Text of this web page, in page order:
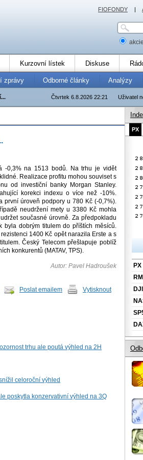
akcie
Kurzovní lístek Diskuse
zprávy Odborné články Analýzy
Uživatel
Čtvrtek 6.8.2026 22:21
-0,3% na 1513 bodů. Na trhu je vidět
Realizace profitu mohou souviset s
od investiční banky Morgan Stanley.
korekci indexu o více než -10%.
úroveň podpory u 780 Kč (-0,7%).
neudržení mety u 3380 Kč mohla
současné úrovně. Za předpokladu
dobrým titulem do příštích měsíců.
1400 Kč opět narazila Erste a s
Český Telecom přešlapuje poblíž
konkurentů (MATAV, TPS).
Autor: Pavel Hadroušek
Poslat emailem Vytisknout
trhu ale poutá výhled na 2H
celoroční výhled
poskytla konzervativní výhled na 3Q
PX
PX
RM
FIOFONDY |